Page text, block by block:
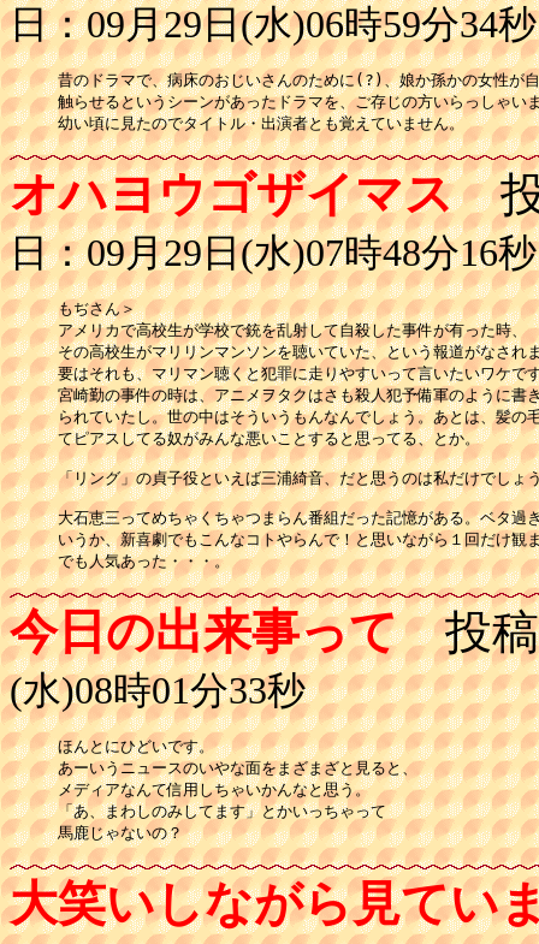
日：09月29日(水)06時59分34秒
昔のドラマで、病床のおじいさんのために(?)、娘か孫かの女性が
触らせるというシーンがあったドラマを、ご存じの方いらっしゃい
幼い頃に見たのでタイトル・出演者とも覚えていません。
オハヨウゴザイマス投
日：09月29日(水)07時48分16秒
もぢさん＞
アメリカで高校生が学校で銃を乱射して自殺した事件が有った時、
その高校生がマリリンマンソンを聴いていた、という報道がなされ
要はそれも、マリマン聴くと犯罪に走りやすいって言いたいワケで
宮崎勤の事件の時は、アニメヲタクはさも殺人犯予備軍のように書
られていたし。世の中はそういうもんなんでしょう。あとは、髪の
てピアスしてる奴がみんな悪いことすると思ってる、とか。
「リング」の貞子役といえば三浦綺音、だと思うのは私だけでしょ
大石恵三ってめちゃくちゃつまらん番組だった記憶がある。ベタ過
いうか、新喜劇でもこんなコトやらんで！と思いながら１回だけ観
でも人気あった・・・。
今日の出来事って投稿
(水)08時01分33秒
ほんとにひどいです。
あーいうニュースのいやな面をまざまざと見ると、
メディアなんて信用しちゃいかんなと思う。
「あ、まわしのみしてます」とかいっちゃって
馬鹿じゃないの？
大笑いしながら見てい